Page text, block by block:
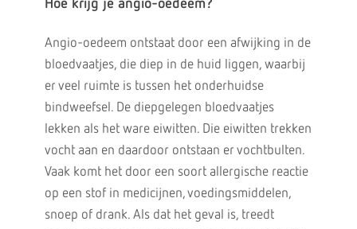
Hoe krijg je angio-oedeem?
Angio-oedeem ontstaat door een afwijking in de
bloedvaatjes, die diep in de huid liggen, waarbij
er veel ruimte is tussen het onderhuidse
bindweefsel. De diepgelegen bloedvaatjes
lekken als het ware eiwitten. Die eiwitten trekken
vocht aan en daardoor ontstaan er vochtbulten.
Vaak komt het door een soort allergische reactie
op een stof in medicijnen, voedingsmiddelen,
snoep of drank. Als dat het geval is, treedt